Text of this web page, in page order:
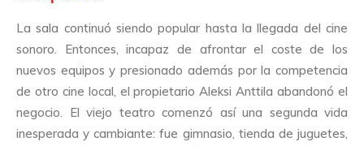
La sala continuó siendo popular hasta la llegada del cine
sonoro. Entonces, incapaz de afrontar el coste de los
nuevos equipos y presionado además por la competencia
de otro cine local, el propietario Aleksi Anttila abandonó el
negocio. El viejo teatro comenzó así una segunda vida
inesperada y cambiante: fue gimnasio, tienda de juguetes,